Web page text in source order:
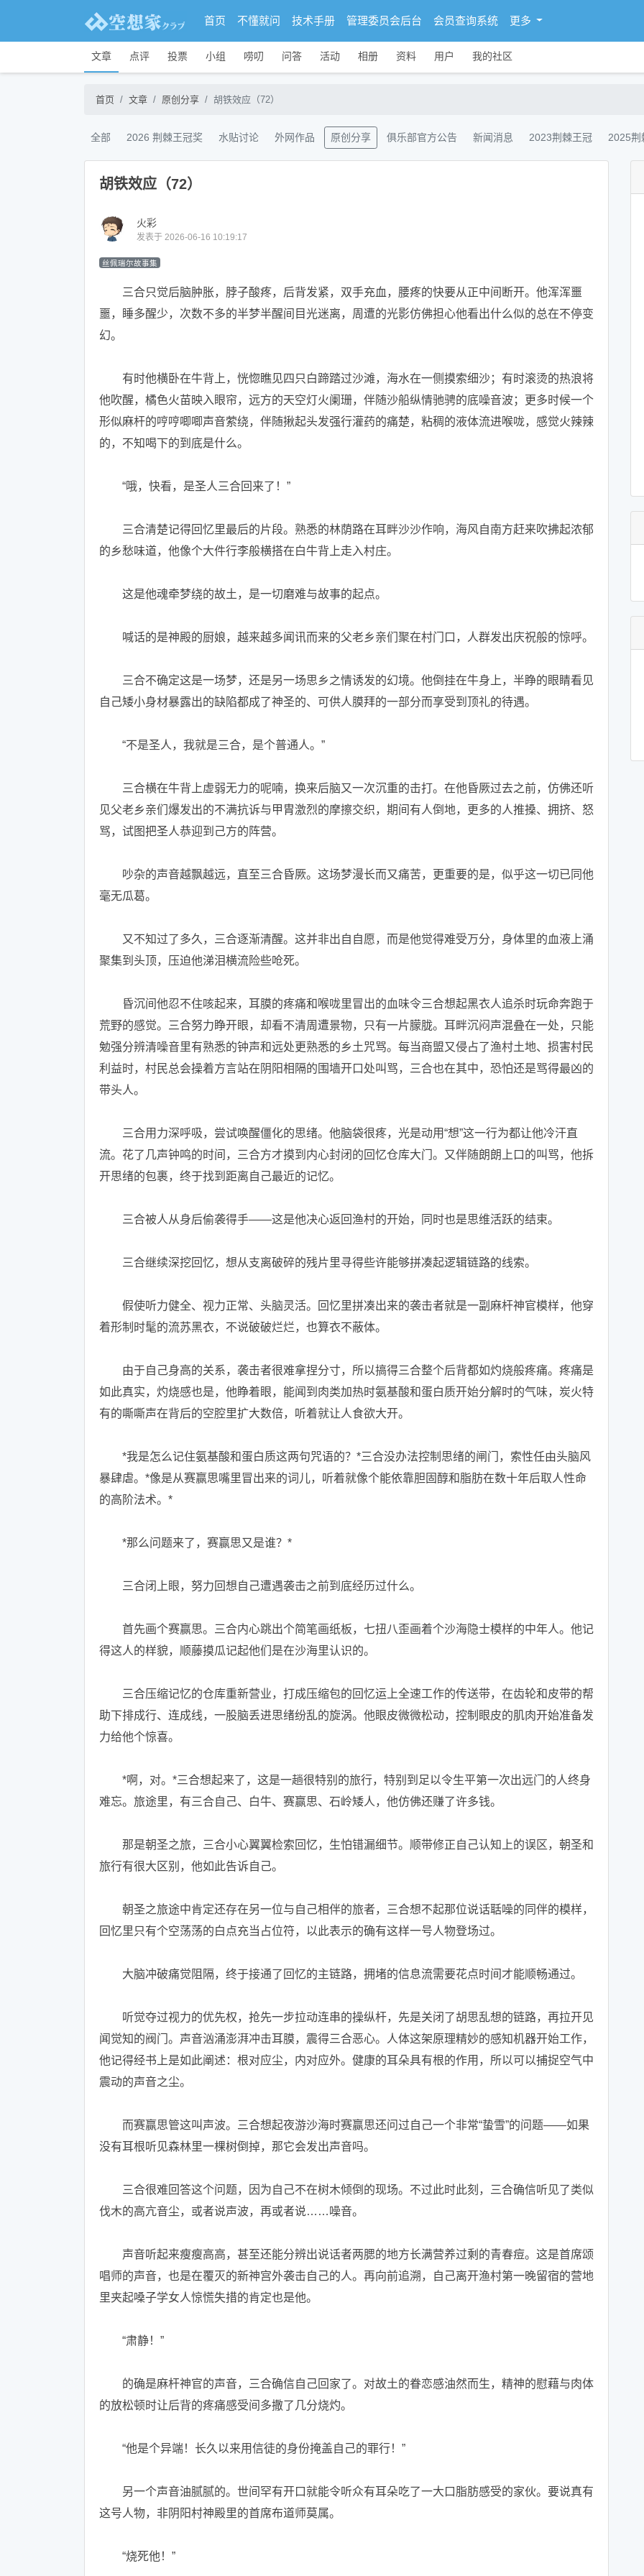
首页 不懂就问 技术手册 管理委员会后台 会员查询系统 更多
文章 点评 投票 小组 唠叨 问答 活动 相册 资料 用户 我的社区
首页 文章 原创分享 胡铁效应（72）
全部 2026 荆棘王冠奖 水贴讨论 外网作品 原创分享 俱乐部官方公告 新闻消息 2023荆棘王冠 2025荆
胡铁效应（72）
火彩
发表于 2026-06-16 10:19:17
丝佩瑞尔故事集
三合只觉后脑肿胀，脖子酸疼，后背发紧，双手充血，腰疼的快要从正中间断开。他浑浑噩
噩，睡多醒少，次数不多的半梦半醒间目光迷离，周遭的光影仿佛担心他看出什么似的总在不停变
幻。
有时他横卧在牛背上，恍惚瞧见四只白蹄踏过沙滩，海水在一侧摸索细沙；有时滚烫的热浪将
他吹醒，橘色火苗映入眼帘，远方的天空灯火阑珊，伴随沙船纵情驰骋的底噪音波；更多时候一个
形似麻杆的哼哼唧唧声音萦绕，伴随揪起头发强行灌药的痛楚，粘稠的液体流进喉咙，感觉火辣辣
的，不知喝下的到底是什么。
“哦，快看，是圣人三合回来了！”
三合清楚记得回忆里最后的片段。熟悉的林荫路在耳畔沙沙作响，海风自南方赶来吹拂起浓郁
的乡愁味道，他像个大件行李般横搭在白牛背上走入村庄。
这是他魂牵梦绕的故土，是一切磨难与故事的起点。
喊话的是神殿的厨娘，越来越多闻讯而来的父老乡亲们聚在村门口，人群发出庆祝般的惊呼。
三合不确定这是一场梦，还是另一场思乡之情诱发的幻境。他倒挂在牛身上，半睁的眼睛看见
自己矮小身材暴露出的缺陷都成了神圣的、可供人膜拜的一部分而享受到顶礼的待遇。
“不是圣人，我就是三合，是个普通人。”
三合横在牛背上虚弱无力的呢喃，换来后脑又一次沉重的击打。在他昏厥过去之前，仿佛还听
见父老乡亲们爆发出的不满抗诉与甲胄激烈的摩擦交织，期间有人倒地，更多的人推搡、拥挤、怒
骂，试图把圣人恭迎到己方的阵营。
吵杂的声音越飘越远，直至三合昏厥。这场梦漫长而又痛苦，更重要的是，似乎这一切已同他
毫无瓜葛。
又不知过了多久，三合逐渐清醒。这并非出自自愿，而是他觉得难受万分，身体里的血液上涌
聚集到头顶，压迫他涕泪横流险些呛死。
昏沉间他忍不住咳起来，耳膜的疼痛和喉咙里冒出的血味令三合想起黑衣人追杀时玩命奔跑于
荒野的感觉。三合努力睁开眼，却看不清周遭景物，只有一片朦胧。耳畔沉闷声混叠在一处，只能
勉强分辨清噪音里有熟悉的钟声和远处更熟悉的乡土咒骂。每当商盟又侵占了渔村土地、损害村民
利益时，村民总会操着方言站在阴阳相隔的围墙开口处叫骂，三合也在其中，恐怕还是骂得最凶的
带头人。
三合用力深呼吸，尝试唤醒僵化的思绪。他脑袋很疼，光是动用“想”这一行为都让他冷汗直
流。花了几声钟鸣的时间，三合方才摸到内心封闭的回忆仓库大门。又伴随朗朗上口的叫骂，他拆
开思绪的包裹，终于找到距离自己最近的记忆。
三合被人从身后偷袭得手——这是他决心返回渔村的开始，同时也是思维活跃的结束。
三合继续深挖回忆，想从支离破碎的残片里寻得些许能够拼凑起逻辑链路的线索。
假使听力健全、视力正常、头脑灵活。回忆里拼凑出来的袭击者就是一副麻杆神官模样，他穿
着形制时髦的流苏黑衣，不说破破烂烂，也算衣不蔽体。
由于自己身高的关系，袭击者很难拿捏分寸，所以搞得三合整个后背都如灼烧般疼痛。疼痛是
如此真实，灼烧感也是，他睁着眼，能闻到肉类加热时氨基酸和蛋白质开始分解时的气味，炭火特
有的嘶嘶声在背后的空腔里扩大数倍，听着就让人食欲大开。
*我是怎么记住氨基酸和蛋白质这两句咒语的？*三合没办法控制思绪的闸门，索性任由头脑风
暴肆虐。*像是从赛赢思嘴里冒出来的词儿，听着就像个能依靠胆固醇和脂肪在数十年后取人性命
的高阶法术。*
*那么问题来了，赛赢思又是谁？*
三合闭上眼，努力回想自己遭遇袭击之前到底经历过什么。
首先画个赛赢思。三合内心跳出个简笔画纸板，七扭八歪画着个沙海隐士模样的中年人。他记
得这人的样貌，顺藤摸瓜记起他们是在沙海里认识的。
三合压缩记忆的仓库重新营业，打成压缩包的回忆运上全速工作的传送带，在齿轮和皮带的帮
助下排成行、连成线，一股脑丢进思绪纷乱的旋涡。他眼皮微微松动，控制眼皮的肌肉开始准备发
力给他个惊喜。
*啊，对。*三合想起来了，这是一趟很特别的旅行，特别到足以令生平第一次出远门的人终身
难忘。旅途里，有三合自己、白牛、赛赢思、石岭矮人，他仿佛还赚了许多钱。
那是朝圣之旅，三合小心翼翼检索回忆，生怕错漏细节。顺带修正自己认知上的误区，朝圣和
旅行有很大区别，他如此告诉自己。
朝圣之旅途中肯定还存在另一位与自己相伴的旅者，三合想不起那位说话聒噪的同伴的模样，
回忆里只有个空荡荡的白点充当占位符，以此表示的确有这样一号人物登场过。
大脑冲破痛觉阻隔，终于接通了回忆的主链路，拥堵的信息流需要花点时间才能顺畅通过。
听觉夺过视力的优先权，抢先一步拉动连串的操纵杆，先是关闭了胡思乱想的链路，再拉开见
闻觉知的阀门。声音汹涌澎湃冲击耳膜，震得三合恶心。人体这架原理精妙的感知机器开始工作，
他记得经书上是如此阐述：根对应尘，内对应外。健康的耳朵具有根的作用，所以可以捕捉空气中
震动的声音之尘。
而赛赢思管这叫声波。三合想起夜游沙海时赛赢思还问过自己一个非常“蛰雪”的问题——如果
没有耳根听见森林里一棵树倒掉，那它会发出声音吗。
三合很难回答这个问题，因为自己不在树木倾倒的现场。不过此时此刻，三合确信听见了类似
伐木的高亢音尘，或者说声波，再或者说……噪音。
声音听起来瘦瘦高高，甚至还能分辨出说话者两腮的地方长满营养过剩的青春痘。这是首席颂
唱师的声音，也是在覆灭的新神宫外袭击自己的人。再向前追溯，自己离开渔村第一晚留宿的营地
里夹起嗓子学女人惊慌失措的肯定也是他。
“肃静！”
的确是麻杆神官的声音，三合确信自己回家了。对故土的眷恋感油然而生，精神的慰藉与肉体
的放松顿时让后背的疼痛感受间多撒了几分烧灼。
“他是个异端！长久以来用信徒的身份掩盖自己的罪行！”
另一个声音油腻腻的。世间罕有开口就能令听众有耳朵吃了一大口脂肪感受的家伙。要说真有
这号人物，非阴阳村神殿里的首席布道师莫属。
“烧死他！”